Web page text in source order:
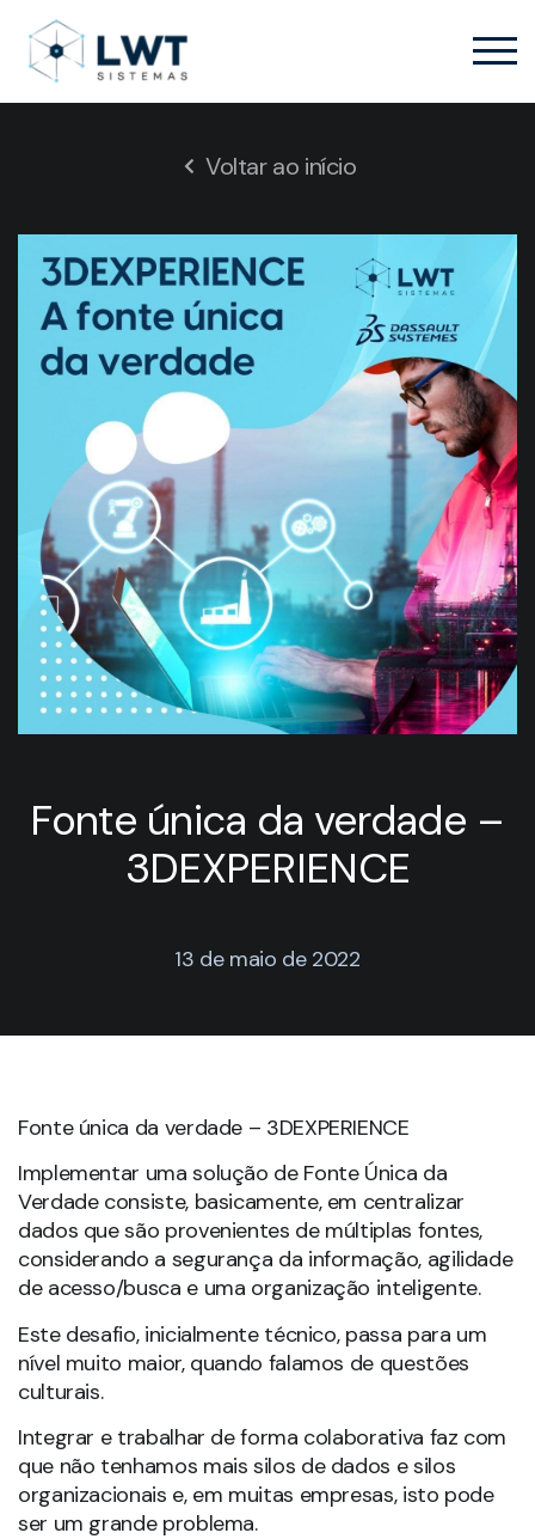
Voltar ao início
Fonte única da verdade –
3DEXPERIENCE
13 de maio de 2022
Fonte única da verdade – 3DEXPERIENCE
Implementar uma solução de Fonte Única da
Verdade consiste, basicamente, em centralizar
dados que são provenientes de múltiplas fontes,
considerando a segurança da informação, agilidade
de acesso/busca e uma organização inteligente.
Este desafio, inicialmente técnico, passa para um
nível muito maior, quando falamos de questões
culturais.
Integrar e trabalhar de forma colaborativa faz com
que não tenhamos mais silos de dados e silos
organizacionais e, em muitas empresas, isto pode
ser um grande problema.